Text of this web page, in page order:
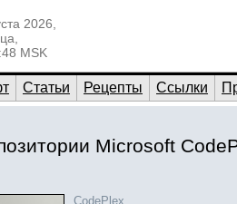
2026,
MSK
Статьи Рецепты Ссылки
Microsoft
CodePlex